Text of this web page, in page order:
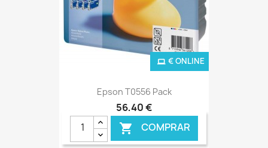
Epson T0556 Pack
56,40 €
 COMPRAR
€ ONLINE